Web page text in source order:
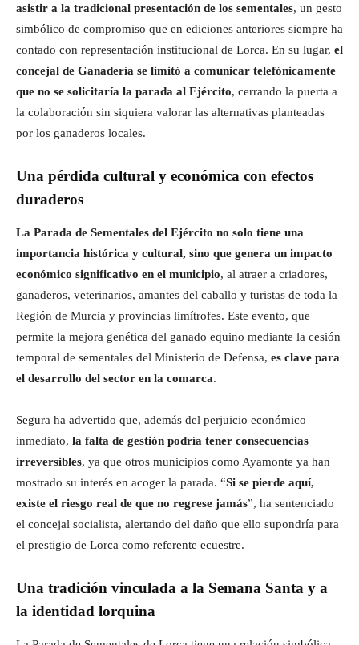
asistir a la tradicional presentación de los sementales, un gesto
simbólico de compromiso que en ediciones anteriores siempre ha
contado con representación institucional de Lorca. En su lugar, el
concejal de Ganadería se limitó a comunicar telefónicamente
que no se solicitaría la parada al Ejército, cerrando la puerta a
la colaboración sin siquiera valorar las alternativas planteadas
por los ganaderos locales.
Una pérdida cultural y económica con efectos
duraderos
La Parada de Sementales del Ejército no solo tiene una
importancia histórica y cultural, sino que genera un impacto
económico significativo en el municipio, al atraer a criadores,
ganaderos, veterinarios, amantes del caballo y turistas de toda la
Región de Murcia y provincias limítrofes. Este evento, que
permite la mejora genética del ganado equino mediante la cesión
temporal de sementales del Ministerio de Defensa, es clave para
el desarrollo del sector en la comarca.
Segura ha advertido que, además del perjuicio económico
inmediato, la falta de gestión podría tener consecuencias
irreversibles, ya que otros municipios como Ayamonte ya han
mostrado su interés en acoger la parada. “Si se pierde aquí,
existe el riesgo real de que no regrese jamás”, ha sentenciado
el concejal socialista, alertando del daño que ello supondría para
el prestigio de Lorca como referente ecuestre.
Una tradición vinculada a la Semana Santa y a
la identidad lorquina